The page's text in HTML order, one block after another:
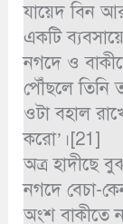
যায়েদ বিন
একটি
নগদে ও
পৌঁছলে তিনি
ওটা বহাল
করো’।[21]
অত্র হাদীছে
নগদে বেচা-
অংশ বাকীতে